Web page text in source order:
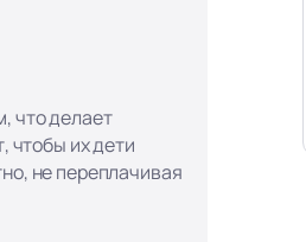
что делает
чтобы их дети
не переплачивая